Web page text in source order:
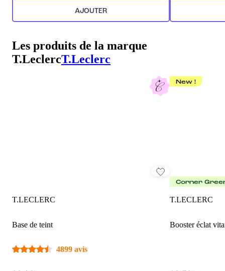
AJOUTER
Les produits de la marque
T.LeclercT.Leclerc
T.LECLERC
Base de teint
4899 avis
New !
Corner
T.LECLERC
Booster éclat